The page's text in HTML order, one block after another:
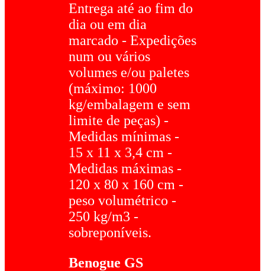
Entrega até ao fim do
dia ou em dia
marcado - Expedições
num ou vários
volumes e/ou paletes
(máximo: 1000
kg/embalagem e sem
limite de peças) -
Medidas mínimas -
15 x 11 x 3,4 cm -
Medidas máximas -
120 x 80 x 160 cm -
peso volumétrico -
250 kg/m3 -
sobreponíveis.
Benogue GS